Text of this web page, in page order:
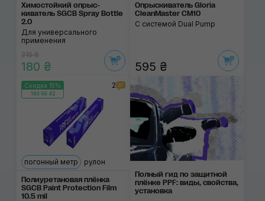
Химостойкий опрыс­
киватель SGCB Spray Bottle
2.0
Для универсального
применения
215 ₴
180 ₴
Опрыскиватель Gloria
CleanMaster CM10
С системой Dual Pump
595 ₴
Скидка 15%
193:56:41
2
погонный метр рулон
Полиуретановая плёнка
SGCB Paint Protection Film
10.5 mil
Полный гид по защитной
плёнке PPF: виды, свойства,
установка